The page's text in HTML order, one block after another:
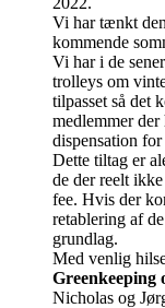
Vi har tænkt
kommende
Vi har i de
trolleys om
tilpasset så det
medlemmer der
dispensation
Dette tiltag er
de der reelt
fee. Hvis der
retablering af
grundlag.
Med venlig
Greenkeeping
Nicholas og